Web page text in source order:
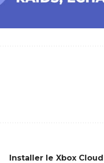
Installer le Xbox